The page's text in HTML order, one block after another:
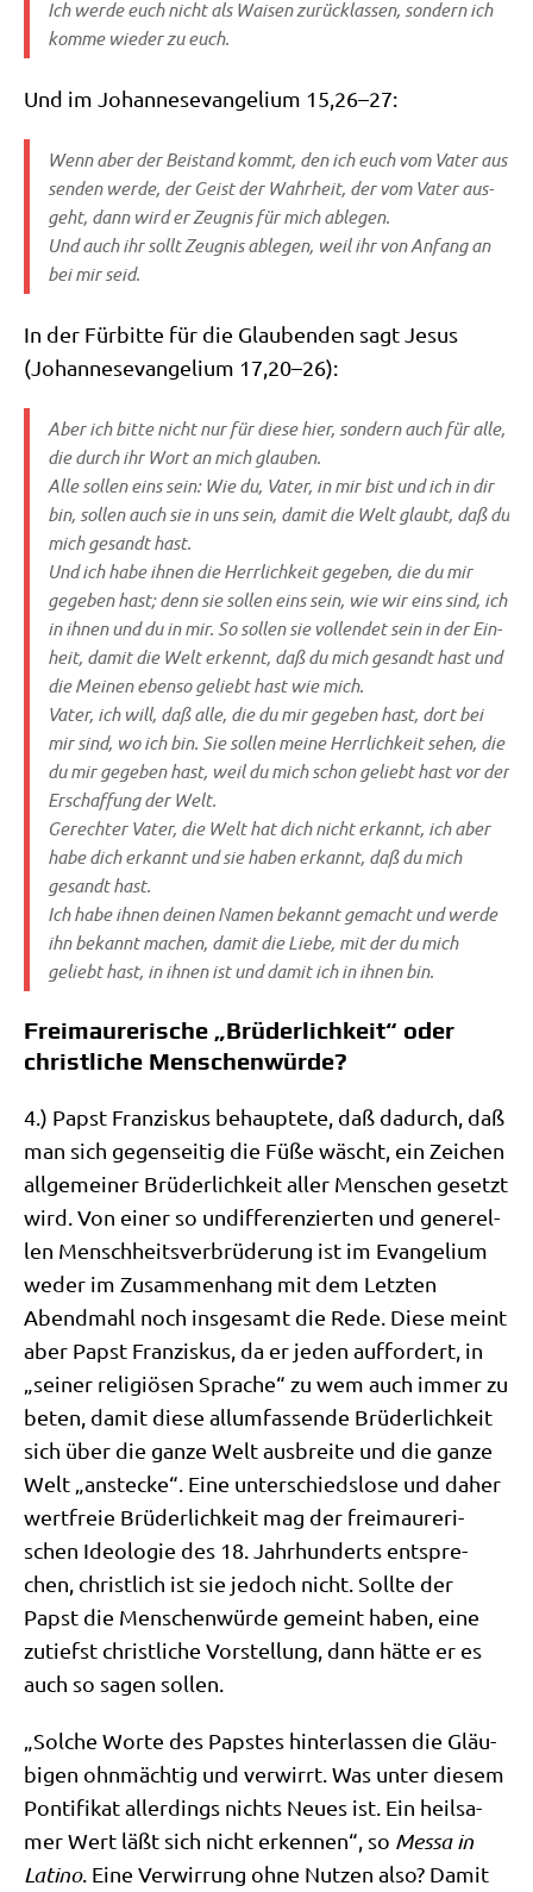
Ich wer­de euch nicht als Wai­sen zurück­las­sen, son­dern ich
kom­me wie­der zu euch.
Und im Johan­nes­evan­ge­li­um 15,26–27:
Wenn aber der Bei­stand kommt, den ich euch vom Vater aus
sen­den wer­de, der Geist der Wahr­heit, der vom Vater aus­
geht, dann wird er Zeug­nis für mich ablegen.
Und auch ihr sollt Zeug­nis able­gen, weil ihr von Anfang an
bei mir seid.
In der Für­bit­te für die Glau­ben­den sagt Jesus
(Johan­nes­evan­ge­li­um 17,20–26):
Aber ich bit­te nicht nur für die­se hier, son­dern auch für alle,
die durch ihr Wort an mich glauben.
Alle sol­len eins sein: Wie du, Vater, in mir bist und ich in dir
bin, sol­len auch sie in uns sein, damit die Welt glaubt, daß du
mich gesandt hast.
Und ich habe ihnen die Herr­lich­keit gege­ben, die du mir
gege­ben hast; denn sie sol­len eins sein, wie wir eins sind, ich
in ihnen und du in mir. So sol­len sie voll­endet sein in der Ein­
heit, damit die Welt erkennt, daß du mich gesandt hast und
die Mei­nen eben­so geliebt hast wie mich.
Vater, ich will, daß alle, die du mir gege­ben hast, dort bei
mir sind, wo ich bin. Sie sol­len mei­ne Herr­lich­keit sehen, die
du mir gege­ben hast, weil du mich schon geliebt hast vor der
Erschaf­fung der Welt.
Gerech­ter Vater, die Welt hat dich nicht erkannt, ich aber
habe dich erkannt und sie haben erkannt, daß du mich
gesandt hast.
Ich habe ihnen dei­nen Namen bekannt gemacht und wer­de
ihn bekannt machen, damit die Lie­be, mit der du mich
geliebt hast, in ihnen ist und damit ich in ihnen bin.
Freimaurerische „Brüderlichkeit“ oder
christliche Menschenwürde?
4.) Papst Fran­zis­kus behaup­te­te, daß dadurch, daß
man sich gegen­sei­tig die Füße wäscht, ein Zei­chen
all­ge­mei­ner Brü­der­lich­keit aller Men­schen gesetzt
wird. Von einer so undif­fe­ren­zier­ten und gene­rel­
len Mensch­heits­ver­brü­de­rung ist im Evan­ge­li­um
weder im Zusam­men­hang mit dem Letz­ten
Abend­mahl noch ins­ge­samt die Rede. Die­se meint
aber Papst Fran­zis­kus, da er jeden auf­for­dert, in
„sei­ner reli­giö­sen Spra­che“ zu wem auch immer zu
beten, damit die­se all­um­fas­sen­de Brü­der­lich­keit
sich über die gan­ze Welt aus­brei­te und die gan­ze
Welt „anstecke“. Eine unter­schieds­lo­se und daher
wert­freie Brü­der­lich­keit mag der frei­mau­re­ri­
schen Ideo­lo­gie des 18. Jahr­hun­derts ent­spre­
chen, christ­lich ist sie jedoch nicht. Soll­te der
Papst die Men­schen­wür­de gemeint haben, eine
zutiefst christ­li­che Vor­stel­lung, dann hät­te er es
auch so sagen sollen.
„Sol­che Wor­te des Pap­stes hin­ter­las­sen die Gläu­
bi­gen ohn­mäch­tig und ver­wirrt. Was unter die­sem
Pon­ti­fi­kat aller­dings nichts Neu­es ist. Ein heil­sa­
mer Wert läßt sich nicht erken­nen“, so Mes­sa in
Lati­no. Eine Ver­wir­rung ohne Nut­zen also? Damit